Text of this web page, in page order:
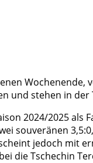
und stehen in
2024/2025 als
souveränen
jedoch mit
die Tschechin